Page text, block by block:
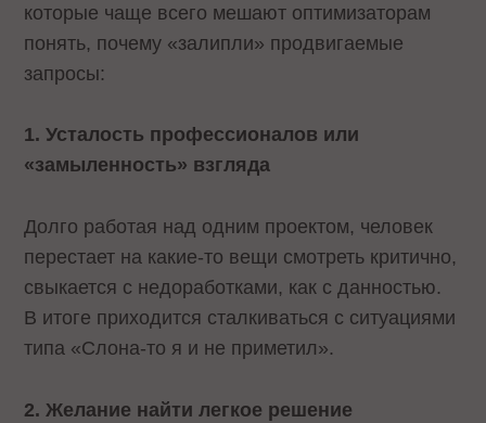
которые чаще всего мешают оптимизаторам
понять, почему «залипли» продвигаемые
запросы:
1. Усталость профессионалов или
«замыленность» взгляда
Долго работая над одним проектом, человек
перестает на какие-то вещи смотреть критично,
свыкается с недоработками, как с данностью.
В итоге приходится сталкиваться с ситуациями
типа «Слона-то я и не приметил».
2. Желание найти легкое решение